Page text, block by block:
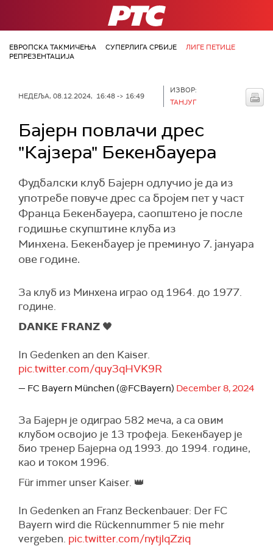
РТС
ЕВРОПСКА ТАКМИЧЕЊА СУПЕРЛИГА СРБИЈЕ
ЛИГЕ ПЕТИЦЕ
РЕПРЕЗЕНТАЦИЈА
НЕДЕЉА, 08.12.2024, 16:48 -> 16:49
ИЗВОР:
ТАНЈУГ
Бајерн повлачи дрес
"Кајзера" Бекенбауера
Фудбалски клуб Бајерн одлучио је да из
употребе повуче дрес са бројем пет у част
Франца Бекенбауера, саопштено је после
годишње скупштине клуба из
Минхена. Бекенбауер је преминуо 7. јануара
ове године.
За клуб из Минхена играо од 1964. до 1977.
године.
𝗗𝗔𝗡𝗞𝗘 𝗙𝗥𝗔𝗡𝗭 🖤
In Gedenken an den Kaiser.
pic.twitter.com/quy3qHVK9R
— FC Bayern München (@FCBayern) December 8, 2024
За Бајерн је одиграо 582 меча, а са овим
клубом освојио је 13 трофеја. Бекенбауер је
био тренер Бајерна од 1993. до 1994. године,
као и током 1996.
Für immer unser Kaiser. 👑
In Gedenken an Franz Beckenbauer: Der FC
Bayern wird die Rückennummer 5 nie mehr
vergeben. pic.twitter.com/nytjlqZziq